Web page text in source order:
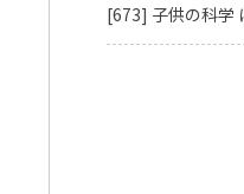
[673] 子供の科学